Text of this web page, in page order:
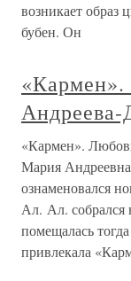
возникает образ
бубен. Он
«Кармен».
Андреева-
«Кармен».
Мария Андреевна
ознаменовался
Ал. Ал. собрался
помещалась
привлекала